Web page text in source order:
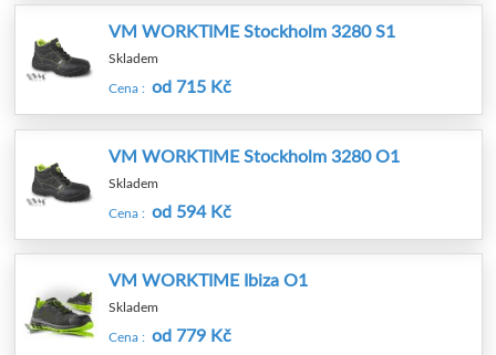
VM WORKTIME Stockholm 3280 S1
Skladem
Cena : od 715 Kč
VM WORKTIME Stockholm 3280 O1
Skladem
Cena : od 594 Kč
VM WORKTIME Ibiza O1
Skladem
Cena : od 779 Kč